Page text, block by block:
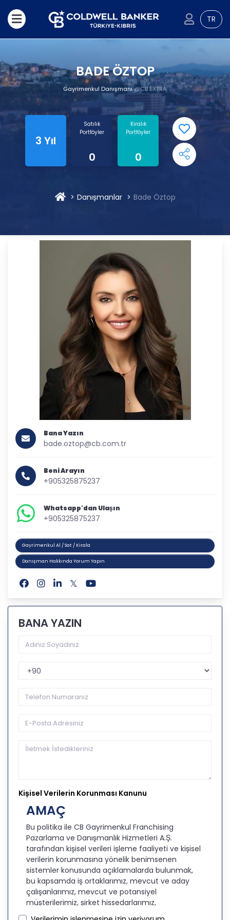
TR
BADE ÖZTOP
Gayrimenkul Danışmanı@CB EXTRA
3 Yıl
Satılık
Portföyler
0
Kiralık
Portföyler
0
Danışmanlar Bade Öztop
Bana Yazın
bade.oztop@cb.com.tr
Beni Arayın
+905325875237
Whatsapp'dan Ulaşın
+905325875237
Gayrimenkul Al / Sat / Kirala
Danışman Hakkında Yorum Yapın
BANA YAZIN
Telefon Kodu
Kişisel Verilerin Korunması Kanunu
AMAÇ
Bu politika ile CB Gayrimenkul Franchising
Pazarlama ve Danışmanlık Hizmetleri A.Ş.
tarafından kişisel verileri işleme faaliyeti ve kişisel
verilerin korunmasına yönelik benimsenen
sistemler konusunda açıklamalarda bulunmak,
bu kapsamda iş ortaklarımız, mevcut ve aday
çalışanlarımız, mevcut ve potansiyel
müşterilerimiz, şirket hissedarlarımız,